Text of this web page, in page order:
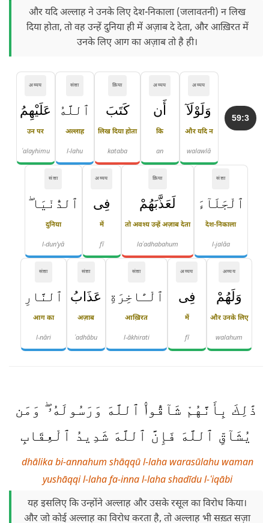
और यदि अल्लाह ने उनके लिए देश-निकाला (जलावतनी) न लिख
दिया होता, तो वह उन्हें दुनिया ही में अज़ाब दे देता, और आख़िरत में
उनके लिए आग का अज़ाब तो है ही।
59:3
अव्यय
وَلَوْلَآ
और यदि न
walawlā
अव्यय
أَن
कि
an
क्रिया
كَتَبَ
लिख दिया होता
kataba
संज्ञा
ٱللَّهُ
अल्लाह
l-lahu
अव्यय
عَلَيْهِمُ
उन पर
ʿalayhimu
संज्ञा
ٱلْجَلَآءَ
देश-निकाला
l-jalāa
क्रिया
لَعَذَّبَهُمْ
तो अवश्य उन्हें अज़ाब देता
laʿadhabahum
अव्यय
فِى
में
fī
संज्ञा
ٱلدُّنْيَا ۖ
दुनिया
l-dun'yā
अव्यय
وَلَهُمْ
और उनके लिए
walahum
अव्यय
فِى
में
fī
संज्ञा
ٱلْـَٔاخِرَةِ
आख़िरत
l-ākhirati
संज्ञा
عَذَابُ
अज़ाब
ʿadhābu
संज्ञा
ٱلنَّارِ
आग का
l-nāri
ذَٰلِكَ بِأَنَّهُمْ شَآقُّوا۟ ٱللَّهَ وَرَسُولَهُۥ ۖ وَمَن
يُشَآقِّ ٱللَّهَ فَإِنَّ ٱللَّهَ شَدِيدُ ٱلْعِقَابِ
dhālika bi-annahum shāqqū l-laha warasūlahu waman
yushāqqi l-laha fa-inna l-laha shadīdu l-ʿiqābi
यह इसलिए कि उन्होंने अल्लाह और उसके रसूल का विरोध किया।
और जो कोई अल्लाह का विरोध करता है, तो अल्लाह भी सख़्त सज़ा